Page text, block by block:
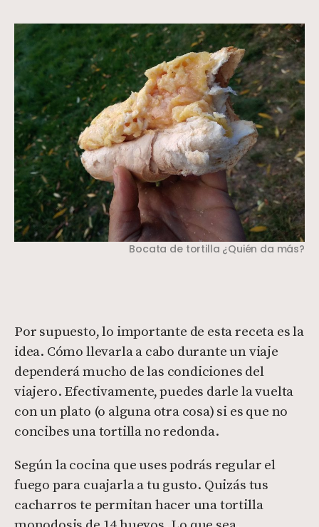
Bocata de tortilla ¿Quién da más?
Por supuesto, lo importante de esta receta es la
idea. Cómo llevarla a cabo durante un viaje
dependerá mucho de las condiciones del
viajero. Efectivamente, puedes darle la vuelta
con un plato (o alguna otra cosa) si es que no
concibes una tortilla no redonda.
Según la cocina que uses podrás regular el
fuego para cuajarla a tu gusto. Quizás tus
cacharros te permitan hacer una tortilla